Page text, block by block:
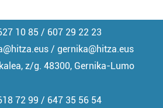
10 85 / 607 29 22 23
/ gernika@hitza.eus
z/g. 48300, Gernika-Lumo
72 99 / 647 35 56 54